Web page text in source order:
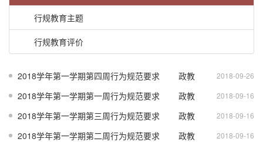
行规教育主题
行规教育评价
2018学年第一学期第四周行为规范要求
政教
处
2018-09-26
2018学年第一学期第一周行为规范要求
政教
处
2018-09-16
2018学年第一学期第三周行为规范要求
政教
处
2018-09-16
2018学年第一学期第二周行为规范要求
政教
2018-09-16